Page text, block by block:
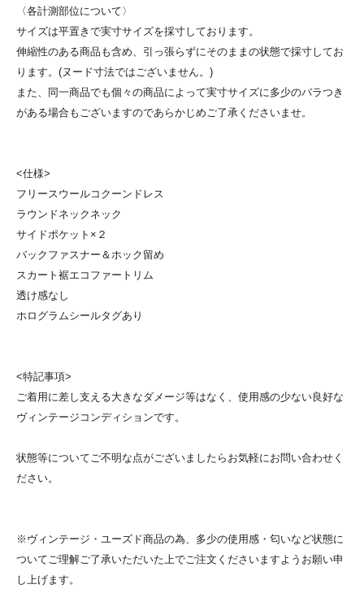
〈各計測部位について〉
サイズは平置きで実寸サイズを採寸しております。
伸縮性のある商品も含め、引っ張らずにそのままの状態で採寸してお
ります。(ヌード寸法ではございません。)
また、同一商品でも個々の商品によって実寸サイズに多少のバラつき
がある場合もございますのであらかじめご了承くださいませ。
<仕様>
フリースウールコクーンドレス
ラウンドネックネック
サイドポケット×２
バックファスナー＆ホック留め
スカート裾エコファートリム
透け感なし
ホログラムシールタグあり
<特記事項>
ご着用に差し支える大きなダメージ等はなく、使用感の少ない良好な
ヴィンテージコンディションです。
状態等についてご不明な点がございましたらお気軽にお問い合わせく
ださい。
※ヴィンテージ・ユーズド商品の為、多少の使用感・匂いなど状態に
ついてご理解ご了承いただいた上でご注文くださいますようお願い申
し上げます。